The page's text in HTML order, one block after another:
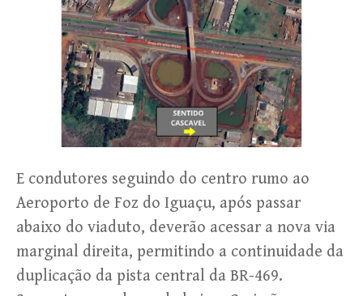
E condutores seguindo do centro rumo ao
Aeroporto de Foz do Iguaçu, após passar
abaixo do viaduto, deverão acessar a nova via
marginal direita, permitindo a continuidade da
duplicação da pista central da BR-469.